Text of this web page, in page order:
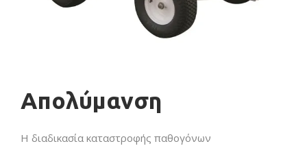
Απολύμανση
Η διαδικασία καταστροφής παθογόνων